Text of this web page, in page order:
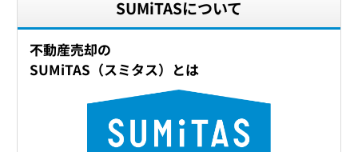
SUMiTASについて
不動産売却の
SUMiTAS（スミタス）とは